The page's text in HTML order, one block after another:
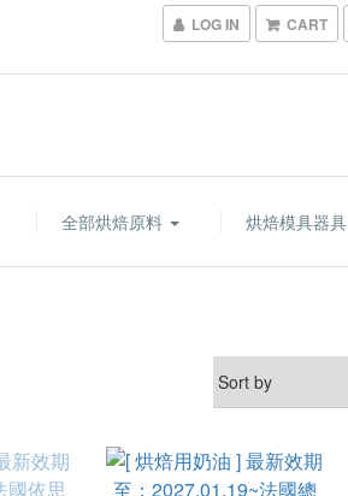
LOG IN CART
全部烘焙原料 烘焙模具器具